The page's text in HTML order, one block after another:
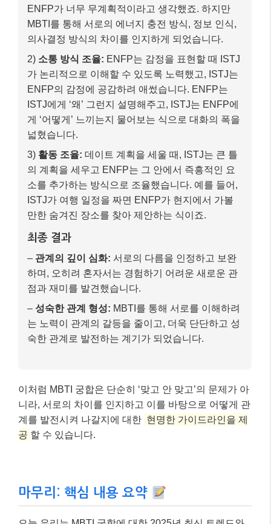
ENFP가 너무 무계획적이라고 생각했죠. 하지만
MBTI를 통해 서로의 에너지 충전 방식, 정보 인식,
의사결정 방식의 차이를 인지하게 되었습니다.
2) 소통 방식 조율: ENFP는 감정을 표현할 때 ISTJ
가 논리적으로 이해할 수 있도록 노력했고, ISTJ는
ENFP의 감정에 공감하려 애썼습니다. ENFP는
ISTJ에게 ‘왜’ 그런지 설명해주고, ISTJ는 ENFP에
게 ‘어떻게’ 느끼는지 물어보는 식으로 대화의 폭을
넓혔습니다.
3) 활동 조율: 데이트 계획을 세울 때, ISTJ는 큰 틀
의 계획을 세우고 ENFP는 그 안에서 즉흥적인 요
소를 추가하는 방식으로 조율했습니다. 예를 들어,
ISTJ가 여행 일정을 짜면 ENFP가 현지에서 가볼
만한 숨겨진 장소를 찾아 제안하는 식이죠.
최종 결과
– 관계의 깊이 심화: 서로의 다름을 인정하고 보완
하며, 오히려 혼자서는 경험하기 어려운 새로운 관
점과 재미를 발견했습니다.
– 성숙한 관계 형성: MBTI를 통해 서로를 이해하려
는 노력이 관계의 갈등을 줄이고, 더욱 단단하고 성
숙한 관계로 발전하는 계기가 되었습니다.
이처럼 MBTI 궁합은 단순히 ‘맞고 안 맞고’의 문제가 아
니라, 서로의 차이를 인지하고 이를 바탕으로 어떻게 관
계를 발전시켜 나갈지에 대한 현명한 가이드라인을 제
공 할 수 있습니다.
마무리: 핵심 내용 요약